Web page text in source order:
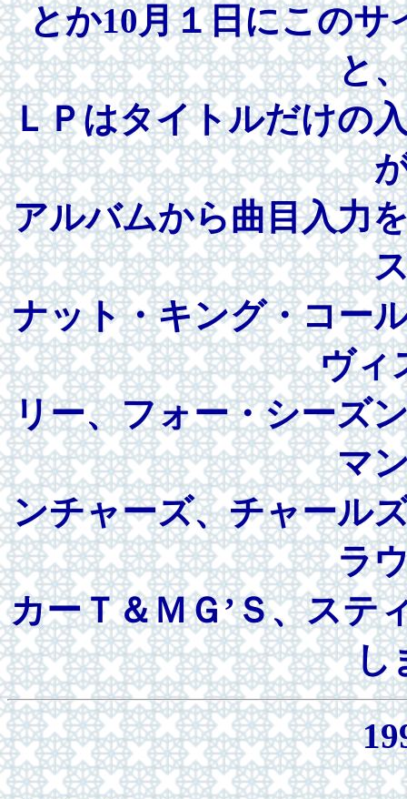
とか10月１日にこの
と
ＬＰはタイトルだけの
アルバムから曲目入力
ナット・キング・コー
ヴィ
リー、フォー・シーズ
マ
ンチャーズ、チャール
ラ
カーＴ＆ＭＧ’Ｓ、ステ
し